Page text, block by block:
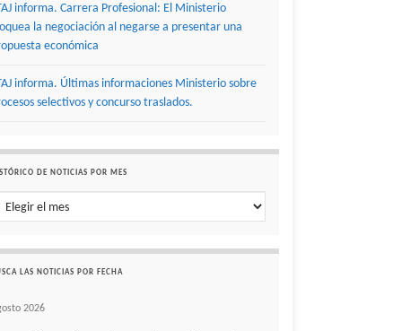
informa. Carrera Profesional: El Ministerio
la negociación al negarse a presentar una
económica
informa. Últimas informaciones Ministerio sobre
selectivos y concurso traslados.
DE NOTICIAS POR MES
de noticias por mes
LAS NOTICIAS POR FECHA
2026